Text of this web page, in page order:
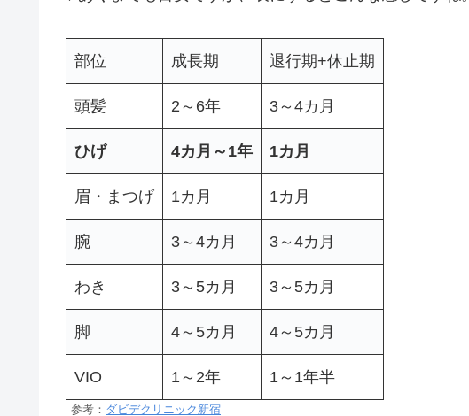
部位 成長期 退行期+休止期
頭髪 2～6年 3～4カ月
ひげ 4カ月～1年 1カ月
眉・まつげ 1カ月 1カ月
腕 3～4カ月 3～4カ月
わき 3～5カ月 3～5カ月
脚 4～5カ月 4～5カ月
VIO 1～2年 1～1年半
参考： ダビデクリニック新宿